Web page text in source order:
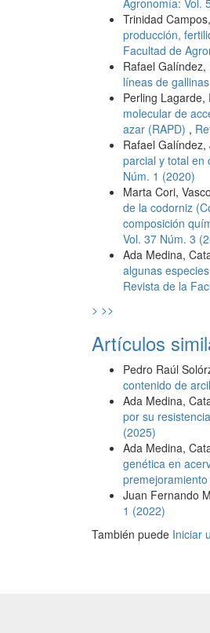
Agronomía: Vol.
Trinidad
producción,
Facultad de
Rafael
líneas de
Perling Lagarde,
molecular de
azar (RAPD) ,
Rafael
parcial y total en
Núm. 1 (2020)
Marta Cori,
de la codorniz
composición
Vol. 37 Núm. 3
Ada Medina,
algunas
Revista de la
> >>
Artículos
Pedro Raúl
contenido de
Ada Medina,
por su
(2025)
Ada Medina,
genética en
Juan Fernando
1 (2022)
También puede Iniciar